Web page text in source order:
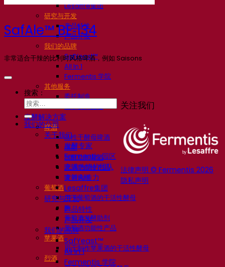
Lesaffre集团
研究与开发
产品特性
产品开发
我们的品牌
SafYeast™
All In 1
Fermentis 学院
其他服务
委托制造
酒水饮料品鉴
发酵解决方案
啤酒
活性干酵母啤酒
细菌
发酵助剂啤酒
啤酒功能性产品
啤酒风格
葡萄酒
用于葡萄酒的干活性酵母
酶
葡萄酒发酵助剂
葡萄酒功能性产品
苹果酒
用于制作苹果酒的干活性酵母
烈酒
SafAle™ BE‑134
非常适合干辣的比利时风格啤酒，例如 Saisons
关注我们
法律声明 © Fermentis 2026
隐私声明
搜索：
我们的公司
关于我们
发酵专家
Fermentis 园区
充满热情的团队
支持创造力
Lesaffre集团
研究与开发
产品特性
产品开发
我们的品牌
SafYeast™
All In 1
Fermentis 学院